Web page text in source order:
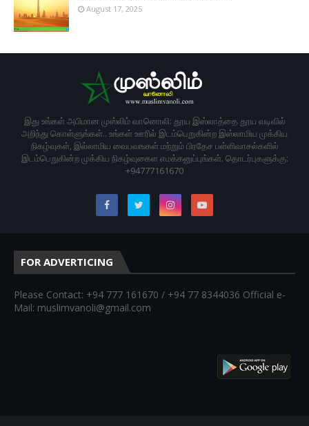
August 17, 2025
இது உங்கள் அபிமான முஸ்லிம் வானொலி: தூய இஸ்லாத்தை தூய வடிவில்
அறிந்து கொள்ளுங்கள்.. உங்கள் ஊரில் இடம்பெறுகின்ற இஸ்லாமிய முக்கிய
நிகழ்வுகள், இல்லாமிய வைபவஙகள் மற்றும் பிரதேச பள்ளிவாசல்களில்
இடம்பெறுகின்ற முக்கிய நிகழ்வுகைள எமக்கனுப்புங்கள். தொடர்புகளுக்கு:
+94777161670
FOR ADVERTICING
Please Contact: +94 777 161670 / +94 77 8344036 Official e-
Mail: muslimvanoli@gmail.com